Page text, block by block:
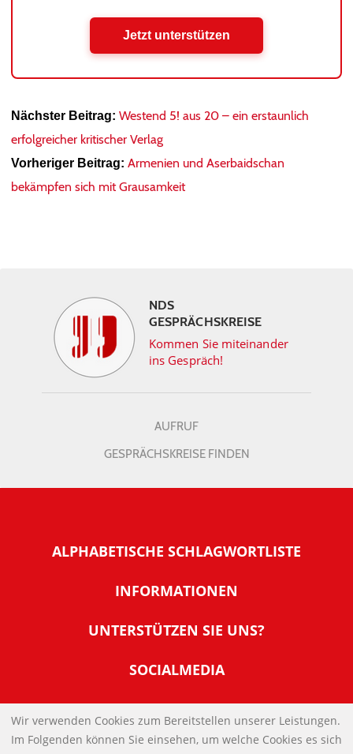
Jetzt unterstützen
Nächster Beitrag: Westend 5! aus 20 – ein erstaunlich
erfolgreicher kritischer Verlag
Vorheriger Beitrag: Armenien und Aserbaidschan
bekämpfen sich mit Grausamkeit
NDS
GESPRÄCHSKREISE
Kommen Sie miteinander
ins Gespräch!
AUFRUF
GESPRÄCHSKREISE FINDEN
ALPHABETISCHE SCHLAGWORTLISTE
INFORMATIONEN
Warum NachDenkSeiten
Tipps zur Nutzung der NachDenkSeiten
Banner und E-Mail-Signaturen
Links
UNTERSTÜTZEN SIE UNS?
Werden Sie Fördermitglied
Spenden Sie Online
SOCIALMEDIA
IMPRESSUM
DATENSCHUTZERKLÄRUNG
Wir verwenden Cookies zum Bereitstellen unserer Leistungen.
Im Folgenden können Sie einsehen, um welche Cookies es sich